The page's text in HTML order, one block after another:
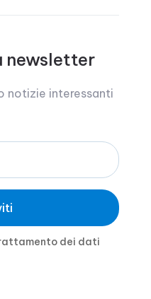
newsletter
notizie interessanti
dei dati